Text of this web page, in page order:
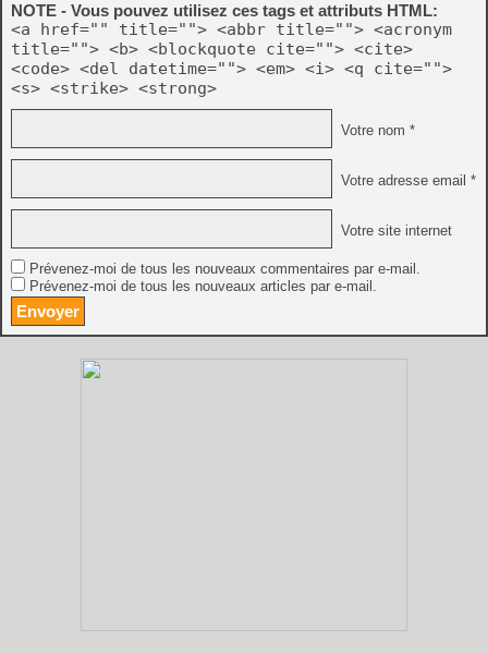
NOTE - Vous pouvez utilisez ces tags et attributs HTML:
<a href="" title=""> <abbr title=""> <acronym
title=""> <b> <blockquote cite=""> <cite>
<code> <del datetime=""> <em> <i> <q cite="">
<s> <strike> <strong>
Votre nom *
Votre adresse email *
Votre site internet
Prévenez-moi de tous les nouveaux commentaires par e-mail.
Prévenez-moi de tous les nouveaux articles par e-mail.